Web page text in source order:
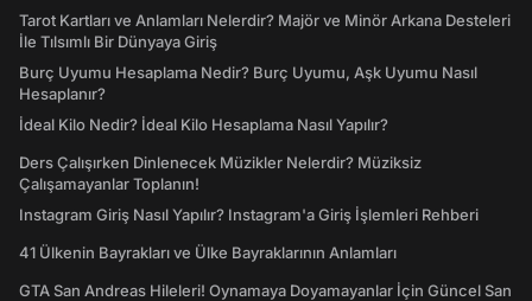
Tarot Kartları ve Anlamları Nelerdir? Majör ve Minör Arkana Desteleri
İle Tılsımlı Bir Dünyaya Giriş
Burç Uyumu Hesaplama Nedir? Burç Uyumu, Aşk Uyumu Nasıl
Hesaplanır?
İdeal Kilo Nedir? İdeal Kilo Hesaplama Nasıl Yapılır?
Ders Çalışırken Dinlenecek Müzikler Nelerdir? Müziksiz
Çalışamayanlar Toplanın!
Instagram Giriş Nasıl Yapılır? Instagram'a Giriş İşlemleri Rehberi
41 Ülkenin Bayrakları ve Ülke Bayraklarının Anlamları
GTA San Andreas Hileleri! Oynamaya Doyamayanlar İçin Güncel San